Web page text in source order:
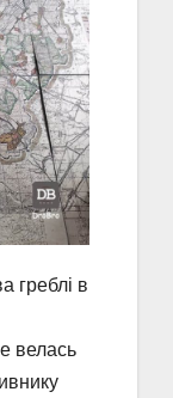
греблі в
велась